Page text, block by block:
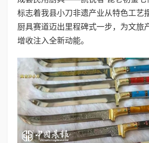
标志着我县小刀非遗产业从特色工艺
厨具赛道迈出里程碑式一步，为文旅
增收注入全新动能。